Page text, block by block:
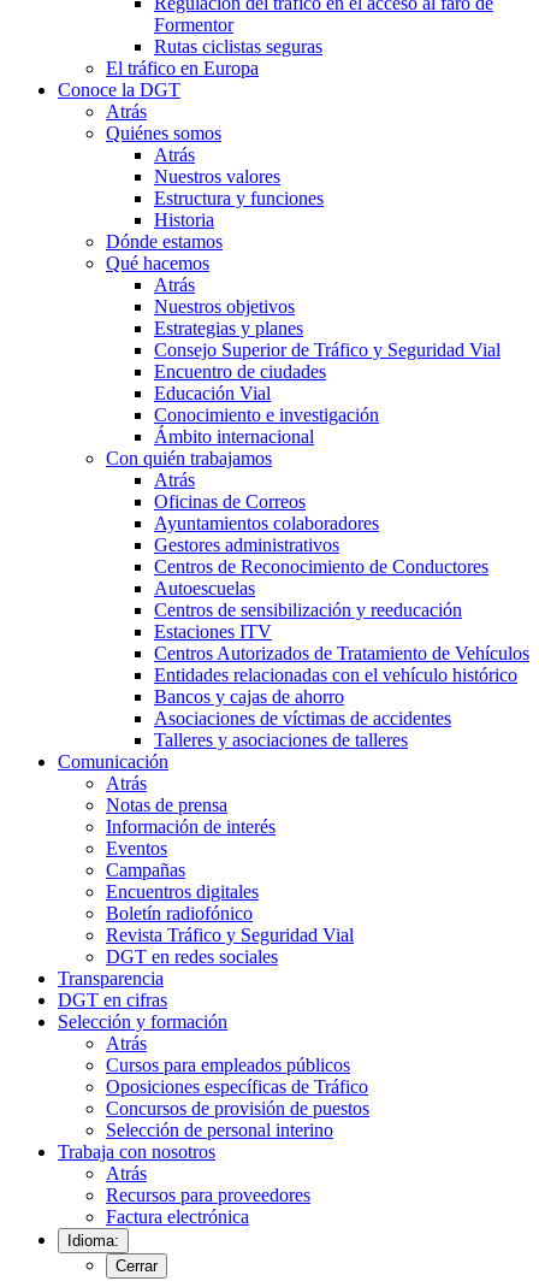
Formentor
Rutas ciclistas seguras
El tráfico en Europa
Conoce la DGT
Atrás
Quiénes somos
Atrás
Nuestros valores
Estructura y funciones
Historia
Dónde estamos
Qué hacemos
Atrás
Nuestros objetivos
Estrategias y planes
Consejo Superior de Tráfico y Seguridad Vial
Encuentro de ciudades
Educación Vial
Conocimiento e investigación
Ámbito internacional
Con quién trabajamos
Atrás
Oficinas de Correos
Ayuntamientos colaboradores
Gestores administrativos
Centros de Reconocimiento de Conductores
Autoescuelas
Centros de sensibilización y reeducación
Estaciones ITV
Centros Autorizados de Tratamiento de Vehículos
Entidades relacionadas con el vehículo histórico
Bancos y cajas de ahorro
Asociaciones de víctimas de accidentes
Talleres y asociaciones de talleres
Comunicación
Atrás
Notas de prensa
Información de interés
Eventos
Campañas
Encuentros digitales
Boletín radiofónico
Revista Tráfico y Seguridad Vial
DGT en redes sociales
Transparencia
DGT en cifras
Selección y formación
Atrás
Cursos para empleados públicos
Oposiciones específicas de Tráfico
Concursos de provisión de puestos
Selección de personal interino
Trabaja con nosotros
Atrás
Recursos para proveedores
Factura electrónica
Idioma:
Cerrar